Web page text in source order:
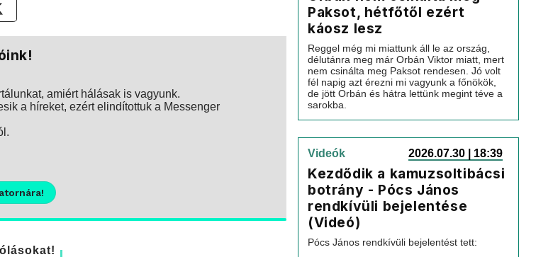
amiért hálásak is vagyunk.
a híreket, ezért elindítottuk a Messenger
Paksot, hétfőtől ezért
káosz lesz
Reggel még mi miattunk áll le az ország,
délutánra meg már Orbán Viktor miatt, mert
nem csinálta meg Paksot rendesen. Jó volt
fél napig azt érezni mi vagyunk a főnökök,
de jött Orbán és hátra lettünk megint téve a
sarokba.
Videók 2026.07.30 | 18:39
Kezdődik a kamuzsoltibácsi
botrány - Pócs János
rendkívüli bejelentése
(Videó)
Pócs János rendkívüli bejelentést tett: